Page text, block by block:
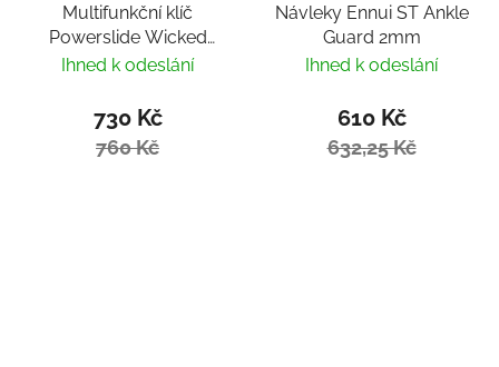
Multifunkční klíč
Powerslide Wicked
Hardcore Tool
Ihned k odeslání
730 Kč
760 Kč
Návleky Ennui ST Ankle
Guard 2mm
Ihned k odeslání
610 Kč
632,25 Kč